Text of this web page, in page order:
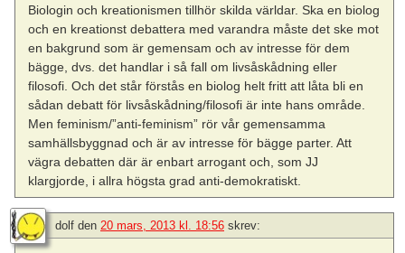
Biologin och kreationismen tillhör skilda världar. Ska en biolog
och en kreationst debattera med varandra måste det ske mot
en bakgrund som är gemensam och av intresse för dem
bägge, dvs. det handlar i så fall om livsåskådning eller
filosofi. Och det står förstås en biolog helt fritt att låta bli en
sådan debatt för livsåskådning/filosofi är inte hans område.
Men feminism/”anti-feminism” rör vår gemensamma
samhällsbyggnad och är av intresse för bägge parter. Att
vägra debatten där är enbart arrogant och, som JJ
klargjorde, i allra högsta grad anti-demokratiskt.
dolf den 20 mars, 2013 kl. 18:56 skrev: